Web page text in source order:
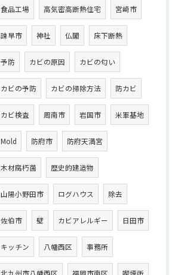
食品工場 高気密高断熱住宅 宮崎市
諫早市 神社 仏閣 床下断熱
予防 カビの原因 カビの匂い
カビの予防 カビの掃除方法 防カビ
カビ検査 周南市 岩国市 米軍基地
Mold 防府市 防府天満宮
木材腐朽菌 歴史的建造物
山陽小野田市 ログハウス 除去
佐伯市 壁 カビアレルギー 日田市
キッチン 八幡西区 事務所